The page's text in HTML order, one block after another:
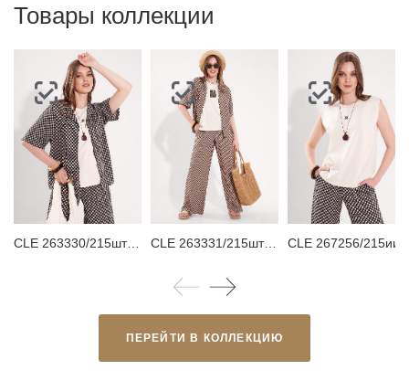
Товары коллекции
CLE 263330/215штн Блузка женская CLE 263331/215штн Брюки женские
ПЕРЕЙТИ В КОЛЛЕКЦИЮ